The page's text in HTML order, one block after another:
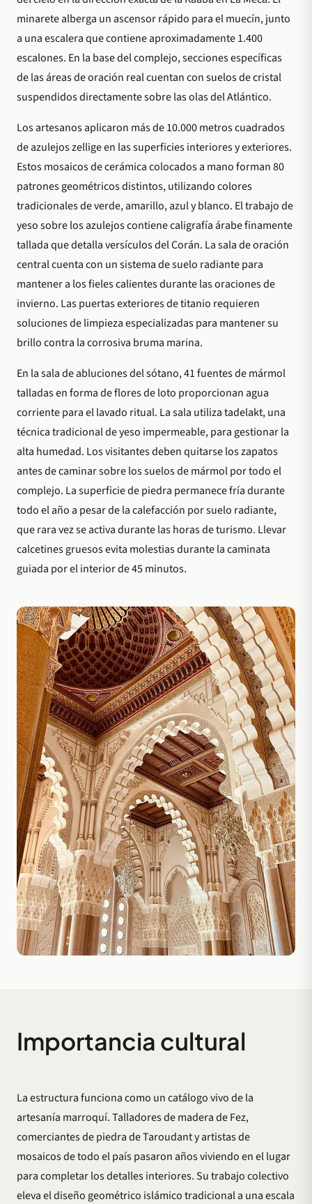
minarete alberga un ascensor rápido para el muecín, junto
a una escalera que contiene aproximadamente 1.400
escalones. En la base del complejo, secciones específicas
de las áreas de oración real cuentan con suelos de cristal
suspendidos directamente sobre las olas del Atlántico.
Los artesanos aplicaron más de 10.000 metros cuadrados
de azulejos zellige en las superficies interiores y exteriores.
Estos mosaicos de cerámica colocados a mano forman 80
patrones geométricos distintos, utilizando colores
tradicionales de verde, amarillo, azul y blanco. El trabajo de
yeso sobre los azulejos contiene caligrafía árabe finamente
tallada que detalla versículos del Corán. La sala de oración
central cuenta con un sistema de suelo radiante para
mantener a los fieles calientes durante las oraciones de
invierno. Las puertas exteriores de titanio requieren
soluciones de limpieza especializadas para mantener su
brillo contra la corrosiva bruma marina.
En la sala de abluciones del sótano, 41 fuentes de mármol
talladas en forma de flores de loto proporcionan agua
corriente para el lavado ritual. La sala utiliza tadelakt, una
técnica tradicional de yeso impermeable, para gestionar la
alta humedad. Los visitantes deben quitarse los zapatos
antes de caminar sobre los suelos de mármol por todo el
complejo. La superficie de piedra permanece fría durante
todo el año a pesar de la calefacción por suelo radiante,
que rara vez se activa durante las horas de turismo. Llevar
calcetines gruesos evita molestias durante la caminata
guiada por el interior de 45 minutos.
Importancia cultural
La estructura funciona como un catálogo vivo de la
artesanía marroquí. Talladores de madera de Fez,
comerciantes de piedra de Taroudant y artistas de
mosaicos de todo el país pasaron años viviendo en el lugar
para completar los detalles interiores. Su trabajo colectivo
eleva el diseño geométrico islámico tradicional a una escala